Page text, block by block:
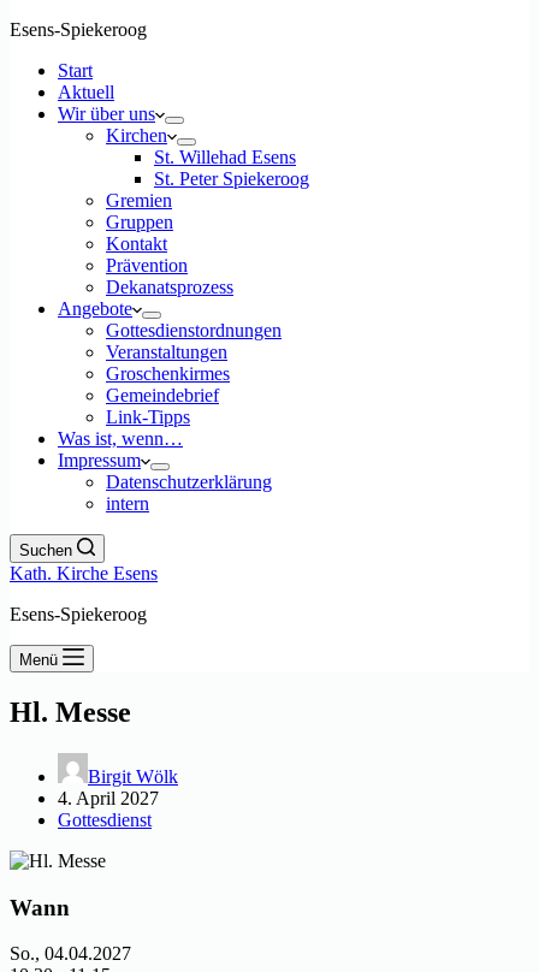
Esens-Spiekeroog
Start
Aktuell
Wir über uns
Kirchen
St. Willehad Esens
St. Peter Spiekeroog
Gremien
Gruppen
Kontakt
Prävention
Dekanatsprozess
Angebote
Gottesdienstordnungen
Veranstaltungen
Groschenkirmes
Gemeindebrief
Link-Tipps
Was ist, wenn…
Impressum
Datenschutzerklärung
intern
Suchen
Kath. Kirche Esens
Esens-Spiekeroog
Menü
Hl. Messe
Birgit Wölk
4. April 2027
Gottesdienst
Wann
So., 04.04.2027